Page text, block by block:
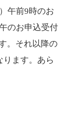
午前9時のお
のお申込受付
。それ以降の
ります。あら